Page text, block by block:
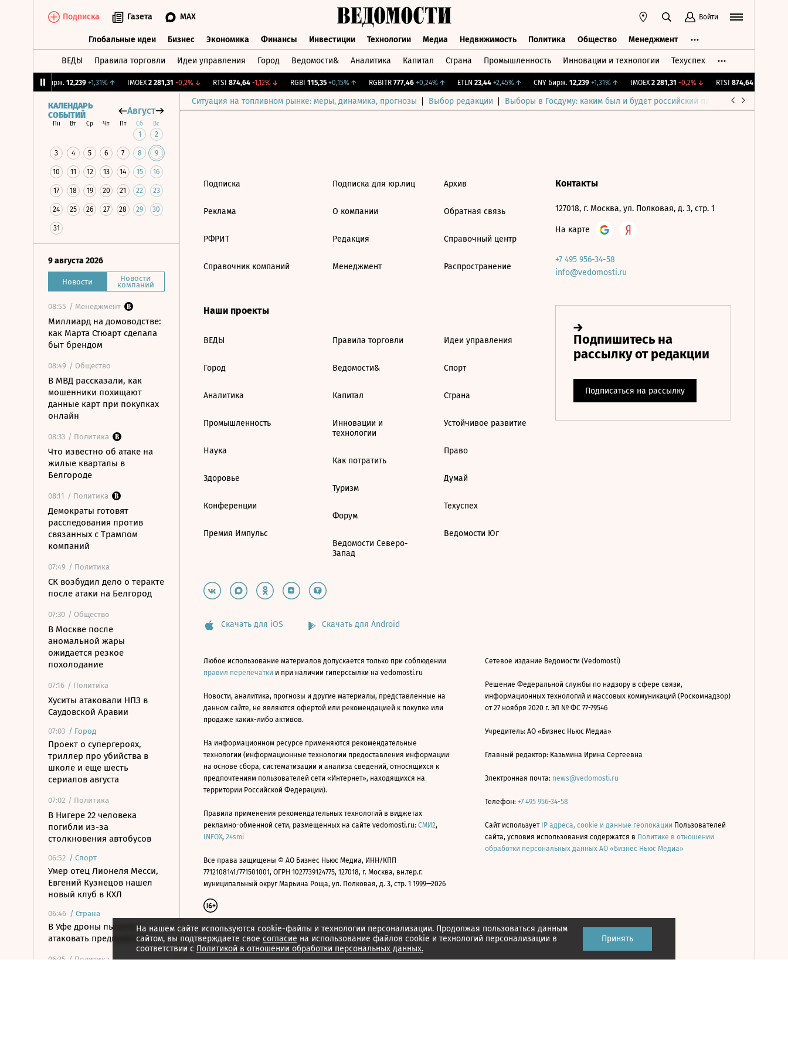
Подписка Газета MAX Войти
Глобальные идеи Бизнес Экономика Финансы Инвестиции Технологии Медиа Недвижимость Политика Общество Менеджмент
ВЕДЫ Правила торговли Идеи управления Город Ведомости& Аналитика Капитал Страна Промышленность Инновации и технологии Техуспех
CNY Бирж. 12,239 +1,31%↑ IMOEX 2 281,31 -0,2%↓ RTSI 874,64 -1,12%↓ RGBI 115,35 +0,15%↑ RGBITR 777,46 +0,24%↑ ETLN 23,44 +2,45%↑ CNY Бирж. 12,239 +1,31%↑ IMOEX 2 281,31 -0,2%↓ RTSI 874,64 -1,12%
Ситуация на топливном рынке: меры, динамика, прогнозы Выбор редакции Выборы в Госдуму: каким был и будет российский парламент
КАЛЕНДАРЬ
СОБЫТИЙ
Август
Пн Вт Ср Чт Пт Сб Вс
1 2
3 4 5 6 7 8 9
10 11 12 13 14 15 16
17 18 19 20 21 22 23
24 25 26 27 28 29 30
31
9 августа 2026
Новости Новости
компаний
08:55 / Менеджмент
Миллиард на домоводстве:
как Марта Стюарт сделала
быт брендом
08:49 / Общество
В МВД рассказали, как
мошенники похищают
данные карт при покупках
онлайн
08:33 / Политика
Что известно об атаке на
жилые кварталы в
Белгороде
08:11 / Политика
Демократы готовят
расследования против
связанных с Трампом
компаний
07:49 / Политика
СК возбудил дело о теракте
после атаки на Белгород
07:30 / Общество
В Москве после
аномальной жары
ожидается резкое
похолодание
07:16 / Политика
Хуситы атаковали НПЗ в
Саудовской Аравии
07:03 / Город
Проект о супергероях,
триллер про убийства в
школе и еще шесть
сериалов августа
07:02 / Политика
В Нигере 22 человека
погибли из-за
столкновения автобусов
06:52 / Спорт
Умер отец Лионеля Месси,
Евгений Кузнецов нашел
новый клуб в КХЛ
06:46 / Страна
В Уфе дроны пытались
атаковать предприятия
06:35 / Политика
На нашем сайте используются cookie-файлы и технологии персонализации. Продолжая пользоваться данным
сайтом, вы подтверждаете свое согласие на использование файлов cookie и технологий персонализации в
соответствии с Политикой в отношении обработки персональных данных.
Принять
Подписка
Реклама
РФРИТ
Справочник компаний
Подписка для юр.лиц
О компании
Редакция
Менеджмент
Архив
Обратная связь
Справочный центр
Распространение
Наши проекты
ВЕДЫ
Город
Аналитика
Промышленность
Наука
Здоровье
Конференции
Премия Импульс
Правила торговли
Ведомости&
Капитал
Инновации и
технологии
Как потратить
Туризм
Форум
Ведомости Северо-
Запад
Идеи управления
Спорт
Страна
Устойчивое развитие
Право
Думай
Техуспех
Ведомости Юг
Контакты
127018, г. Москва, ул. Полковая, д. 3, стр. 1
На карте
+7 495 956-34-58
info@vedomosti.ru
Скачать для iOS Скачать для Android
Любое использование материалов допускается только при соблюдении
правил перепечатки и при наличии гиперссылки на vedomosti.ru
Новости, аналитика, прогнозы и другие материалы, представленные на
данном сайте, не являются офертой или рекомендацией к покупке или
продаже каких-либо активов.
На информационном ресурсе применяются рекомендательные
технологии (информационные технологии предоставления информации
на основе сбора, систематизации и анализа сведений, относящихся к
предпочтениям пользователей сети «Интернет», находящихся на
территории Российской Федерации).
Правила применения рекомендательных технологий в виджетах
рекламно-обменной сети, размещенных на сайте vedomosti.ru: СМИ2,
INFOX, 24smi
Все права защищены © АО Бизнес Ньюс Медиа, ИНН/КПП
7712108141/771501001, ОГРН 1027739124775, 127018, г. Москва, вн.тер.г.
муниципальный округ Марьина Роща, ул. Полковая, д. 3, стр. 1 1999—2026
Сетевое издание Ведомости (Vedomosti)
Решение Федеральной службы по надзору в сфере связи,
информационных технологий и массовых коммуникаций (Роскомнадзор)
от 27 ноября 2020 г. ЭЛ № ФС 77-79546
Учредитель: АО «Бизнес Ньюс Медиа»
Главный редактор: Казьмина Ирина Сергеевна
Электронная почта: news@vedomosti.ru
Телефон: +7 495 956-34-58
Сайт использует IP адреса, cookie и данные геолокации Пользователей
сайта, условия использования содержатся в Политике в отношении
обработки персональных данных АО «Бизнес Ньюс Медиа»